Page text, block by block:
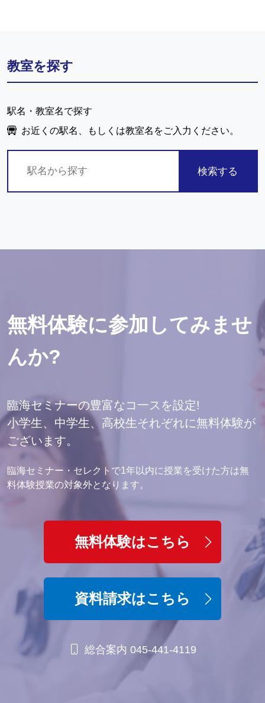
教室を探す
駅名・教室名で探す
お近くの駅名、もしくは教室名をご入力ください。
検索する
無料体験に参加してみませ
んか?
臨海セミナーの豊富なコ一スを設定!
小学生、中学生、高校生それぞれに無料体験が
ございます。
臨海セミナー・セレクトで1年以内に授業を受けた方は無
料体験授業の対象外となります。
無料体験はこちら
資料請求はこちら
総合案内 045-441-4119